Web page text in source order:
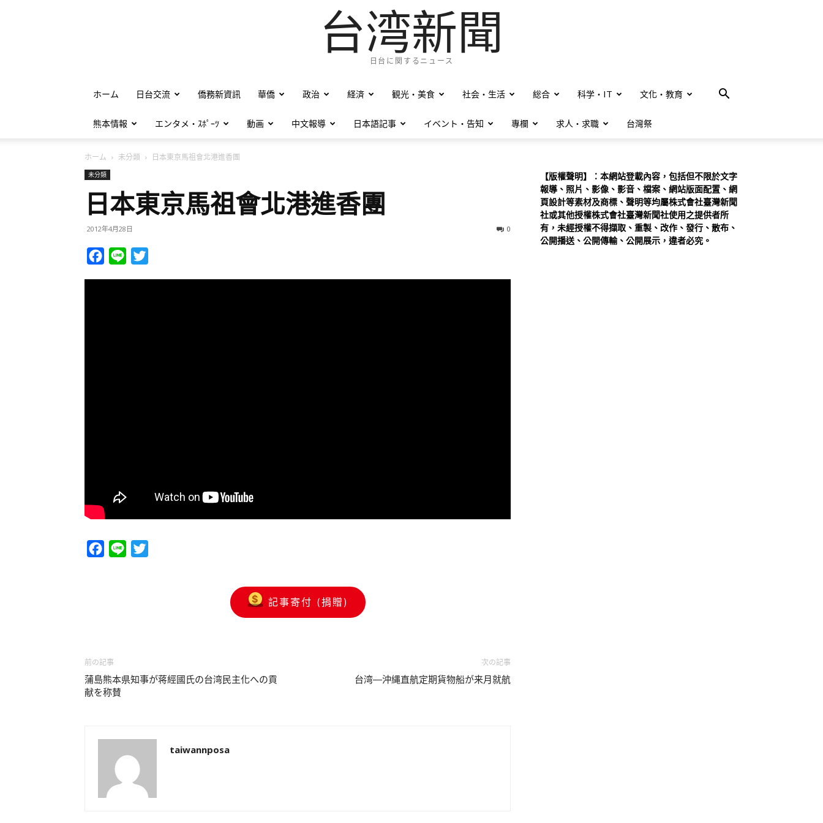
台湾新聞
日台に関するニュース
ホーム 日台交流 僑務新資訊 華僑 政治 経済 観光・美食 社会・生活 総合 科学・IT 文化・教育
熊本情報 エンタメ・ｽﾎﾟｰﾂ 動画 中文報導 日本語記事 イベント・告知 專欄 求人・求職 台灣祭
ホーム 未分類 日本東京馬祖會北港進香團
未分類
日本東京馬祖會北港進香團
2012年4月28日 0
Facebook
Line
Facebook
Line
記事寄付 (捐贈)
前の記事
蒲島熊本県知事が蒋經國氏の台湾民主化への貢
献を称賛
次の記事
台湾―沖縄直航定期貨物船が来月就航
taiwannposa
【版權聲明】：本網站登載內容，包括但不限於文字
報導、照片、影像、影音、檔案、網站版面配置、網
頁設計等素材及商標、聲明等均屬株式會社臺灣新聞
社或其他授權株式會社臺灣新聞社使用之提供者所
有，未經授權不得擷取、重製、改作、發行、散布、
公開播送、公開傳輸、公開展示，違者必究。